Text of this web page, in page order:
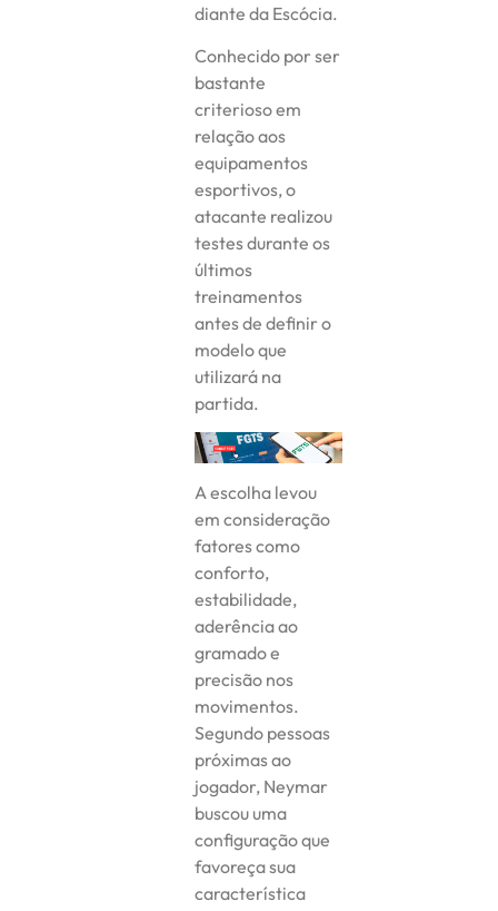
diante da Escócia.
Conhecido por ser
bastante
criterioso em
relação aos
equipamentos
esportivos, o
atacante realizou
testes durante os
últimos
treinamentos
antes de definir o
modelo que
utilizará na
partida.
A escolha levou
em consideração
fatores como
conforto,
estabilidade,
aderência ao
gramado e
precisão nos
movimentos.
Segundo pessoas
próximas ao
jogador, Neymar
buscou uma
configuração que
favoreça sua
característica